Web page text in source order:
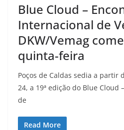
Blue Cloud –
Internacional de
DKW/Vemag
quinta-feira
Poços de Caldas sedia a
24, a 19ª edição do Blue
de
Read More